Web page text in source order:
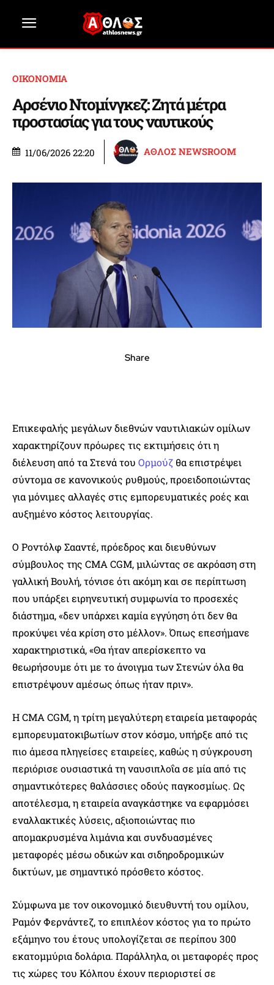
ΟΙΚΟΝΟΜΙΑ
Αρσένιο Ντομίνγκεζ: Ζητά μέτρα
προστασίας για τους ναυτικούς
11/06/2026 22:20 ΑΘΛΟΣ NEWSROOM
Share
Επικεφαλής μεγάλων διεθνών ναυτιλιακών ομίλων
χαρακτηρίζουν πρόωρες τις εκτιμήσεις ότι η
διέλευση από τα Στενά του Ορμούζ θα επιστρέψει
σύντομα σε κανονικούς ρυθμούς, προειδοποιώντας
για μόνιμες αλλαγές στις εμπορευματικές ροές και
αυξημένο κόστος λειτουργίας.
Ο Ροντόλφ Σααντέ, πρόεδρος και διευθύνων
σύμβουλος της CMA CGM, μιλώντας σε ακρόαση στη
γαλλική Βουλή, τόνισε ότι ακόμη και σε περίπτωση
που υπάρξει ειρηνευτική συμφωνία το προσεχές
διάστημα, «δεν υπάρχει καμία εγγύηση ότι δεν θα
προκύψει νέα κρίση στο μέλλον». Όπως επεσήμανε
χαρακτηριστικά, «Θα ήταν απερίσκεπτο να
θεωρήσουμε ότι με το άνοιγμα των Στενών όλα θα
επιστρέψουν αμέσως όπως ήταν πριν».
Η CMA CGM, η τρίτη μεγαλύτερη εταιρεία μεταφοράς
εμπορευματοκιβωτίων στον κόσμο, υπήρξε από τις
πιο άμεσα πληγείσες εταιρείες, καθώς η σύγκρουση
περιόρισε ουσιαστικά τη ναυσιπλοΐα σε μία από τις
σημαντικότερες θαλάσσιες οδούς παγκοσμίως. Ως
αποτέλεσμα, η εταιρεία αναγκάστηκε να εφαρμόσει
εναλλακτικές λύσεις, αξιοποιώντας πιο
απομακρυσμένα λιμάνια και συνδυασμένες
μεταφορές μέσω οδικών και σιδηροδρομικών
δικτύων, με σημαντικό πρόσθετο κόστος.
Σύμφωνα με τον οικονομικό διευθυντή του ομίλου,
Ραμόν Φερνάντεζ, το επιπλέον κόστος για το πρώτο
εξάμηνο του έτους υπολογίζεται σε περίπου 300
εκατομμύρια δολάρια. Παράλληλα, οι μεταφορές προς
τις χώρες του Κόλπου έχουν περιοριστεί σε